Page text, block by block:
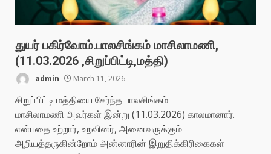
துயர் பகிர்வோம்.பாலசிங்கம் மாசிலாமணி,
(11.03.2026 ,சிறுப்பிட்டி,மத்தி)
admin March 11, 2026
சிறுப்பிட்டி மத்தியை சேர்ந்த பாலசிங்கம்
மாசிலாமணி அவர்கள் இன்று (11.03.2026) காலமானார்.
என்பதை உற்றார், உறவினர், அனைவருக்கும்
அறியத்தருகின்றோம் அன்னாரின் இறுதிக்கிரிகைகள்